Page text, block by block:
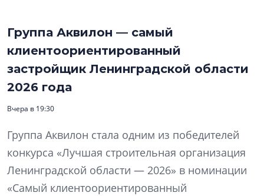
Группа Аквилон — самый
клиентоориентированный
застройщик Ленинградской области
2026 года
Вчера в 19:30
Группа Аквилон стала одним из победителей
конкурса «Лучшая строительная организация
Ленинградской области — 2026» в номинации
«Самый клиентоориентированный